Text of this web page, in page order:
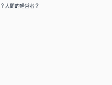
人間的経営者？